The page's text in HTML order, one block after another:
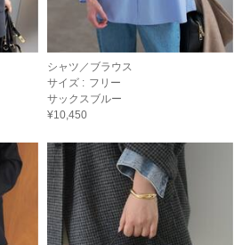
シャツ／ブラウス
サイズ : フリー
サックスブルー
¥10,450